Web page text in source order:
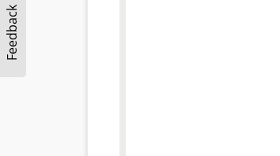
Feedback